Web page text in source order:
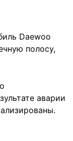
Daewoo
полосу,
аварии